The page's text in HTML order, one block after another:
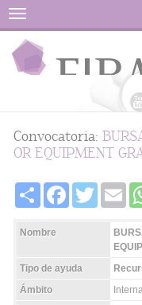
Menu
Convocatoria:
OR EQUIPMENT
Share FacebookTwitter
Nombre
Tipo de ayuda
Ámbito